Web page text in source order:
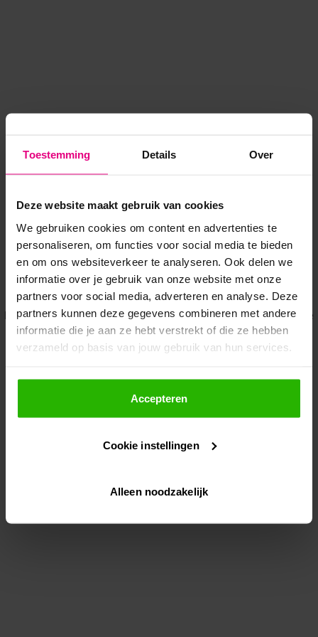
Toestemming Details Over
Deze website maakt gebruik van cookies
We gebruiken cookies om content en advertenties te
personaliseren, om functies voor social media te bieden
en om ons websiteverkeer te analyseren. Ook delen we
informatie over je gebruik van onze website met onze
partners voor social media, adverteren en analyse. Deze
partners kunnen deze gegevens combineren met andere
informatie die je aan ze hebt verstrekt of die ze hebben
verzameld op basis van jouw gebruik van hun services.
Als je op "Accepteer" klikt, dan geef je Voordeeluitjes.nl
toestemming om cookies voor social media en
gepersonaliseerde advertenties te plaatsen.
Lees hier meer over in onsprivacybeleid
Via "Cookie instellingen" kun je ook zelf instellen welke
Accepteren
Cookie instellingen
Alleen noodzakelijk
Application error: a client-side exception has occurred while
loadingwww.voordeeluitjes.nl (see the browser console for more
information).